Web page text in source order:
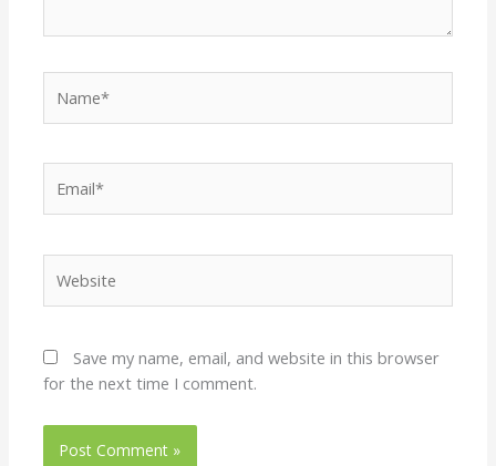
Save my name, email, and website in this browser
for the next time I comment.